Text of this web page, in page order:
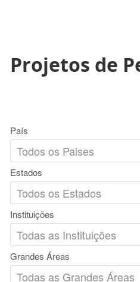
Projetos de
País
Estados
Instituições
Grandes Áreas